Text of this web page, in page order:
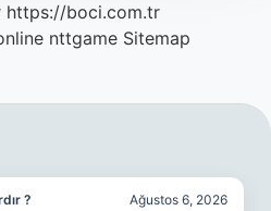
https://boci.com.tr
nttgame Sitemap
? Ağustos 6, 2026